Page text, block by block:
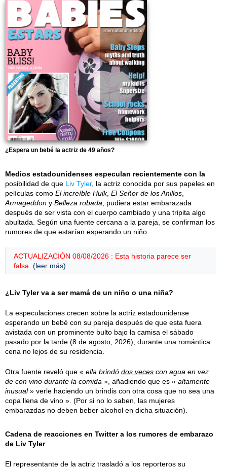
¿Espera un bebé la actriz de 49 años?
Medios estadounidenses especulan recientemente con la
posibilidad de que Liv Tyler, la actriz conocida por sus papeles en
películas como El increíble Hulk, El Señor de los Anillos
Armageddon y Belleza robada , pudiera estar embarazada
después de ser vista con el cuerpo cambiado y una tripita algo
abultada. Según una fuente cercana a la pareja, se confirman los
rumores de que estarían esperando un niño.
ACTUALIZACIÓN 08/08/2026 : Esta historia parece ser
falsa. (leer más)
¿Liv Tyler va a ser mamá de un niño o una niña?
La especulaciones crecen sobre la actriz estadounidense
esperando un bebé con su pareja después de que esta fuera
avistada con un prominente bulto bajo la camisa el sábado
pasado por la tarde (8 de agosto, 2026), durante una romántica
cena no lejos de su residencia.
Otra fuente reveló que « ella brindó dos veces con agua en vez
de con vino durante la comida », añadiendo que es « altamente
inusual» verle haciendo un brindis con otra cosa que no sea una
copa llena de vino ». (Por si no lo saben, las mujeres
embarazdas no deben beber alcohol en dicha situación).
Cadena de reacciones en Twitter a los rumores de embarazo
de Liv Tyler
El representante de la actriz trasladó a los reporteros su